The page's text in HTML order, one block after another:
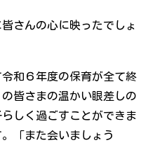
さんの心に映ったでしょ
和６年度の保育が全て終
皆さまの温かい眼差しの
しく過ごすことができま
「また会いましょう